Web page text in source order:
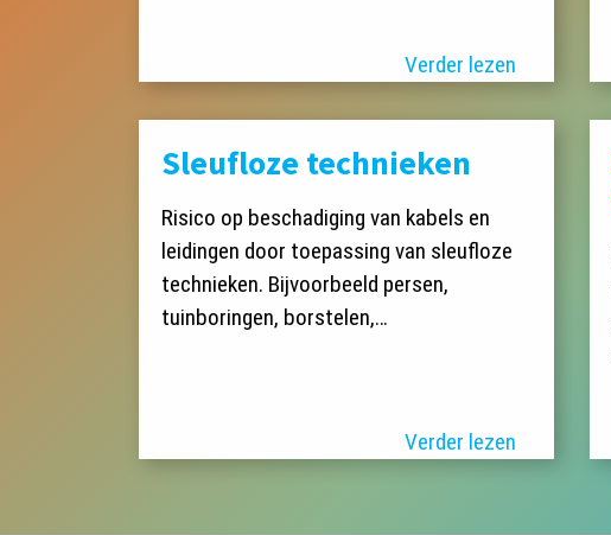
Verder lezen
Sleufloze technieken
Risico op beschadiging van kabels en
leidingen door toepassing van sleufloze
technieken. Bijvoorbeeld persen,
tuinboringen, borstelen,…
Verder lezen